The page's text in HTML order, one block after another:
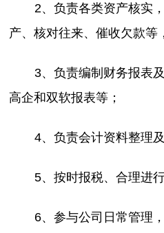
2、负责各类资产核实
产、核对往来、催收欠款等
3、负责编制财务报表
高企和双软报表等；
4、负责会计资料整理
5、按时报税、合理进
6、参与公司日常管理